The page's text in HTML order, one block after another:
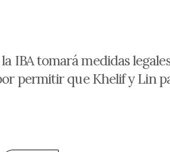
IBA tomará medidas
permitir que Khelif y Lin